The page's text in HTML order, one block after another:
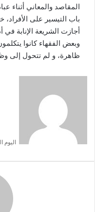
المقاصد والمعاني أثناء
باب التيسير على
أجازت الشريعة الإنابة
وبعض الفقهاء كانوا
ظاهرة، و لم تتحول إلى
اليوم